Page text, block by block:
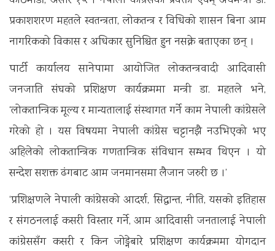
प्रकाशशरण महतले स्वतन्त्रता, लोकतन्त्र र विधिको शासन बिना आम
नागरिकको विकास र अधिकार सुनिश्चित हुन नसक्ने बताएका छन् ।
पार्टी कार्यालय सानेपामा आयोजित लोकतन्त्रवादी आदिवासी
जनजाति संघको प्रशिक्षण कार्यक्रममा मन्त्री डा. महतले भने,
‘लोकतान्त्रिक मूल्य र मान्यतालाई संस्थागत गर्ने काम नेपाली कांग्रेसले
गरेको हो । यस विषयमा नेपाली कांग्रेस चट्टानझै नउभिएको भए
अहिलेको लोकतान्त्रिक गणतान्त्रिक संविधान सम्भव थिएन । यो
सन्देश सशक्त ढंगबाट आम जनमानसमा लैजान जरुरी छ ।’
‘प्रशिक्षणले नेपाली कांग्रेसको आदर्श, सिद्धान्त, नीति, यसको इतिहास
र संगठनलाई कसरी विस्तार गर्ने, आम आदिवासी जनतालाई नेपाली
कांग्रेससँग कसरी र किन जोड्नेबारे प्रशिक्षण कार्यक्रममा योगदान